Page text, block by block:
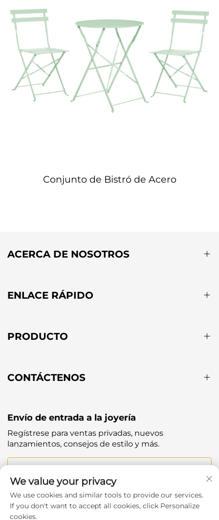
Conjunto de Bistró de Acero
ACERCA DE NOSOTROS
ENLACE RÁPIDO
PRODUCTO
CONTÁCTENOS
Envío de entrada a la joyería
Regístrese para ventas privadas, nuevos
lanzamientos, consejos de estilo y más.
Tu correo electrónico
Subscribe
We value your privacy
We use cookies and similar tools to provide our services.
If you don't want to accept all cookies, click Personalize
cookies.